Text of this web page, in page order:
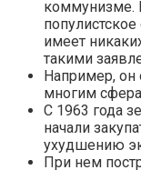
коммунизме.
имеет
такими
Например, он
многим
С 1963 года
начали
ухудшению
При нем